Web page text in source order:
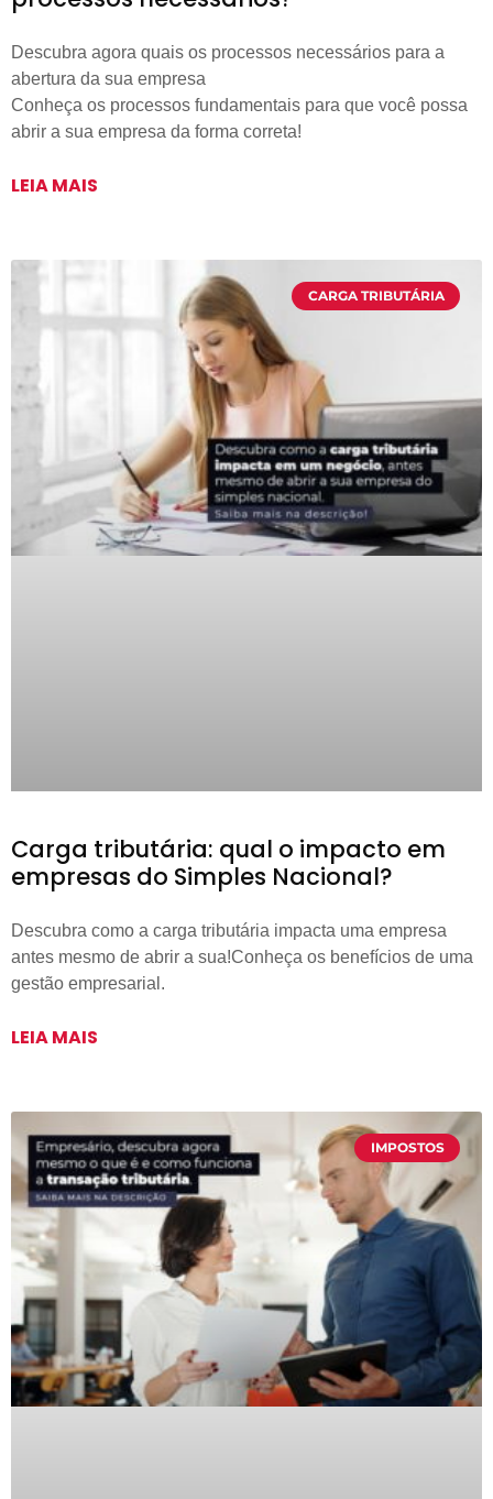
Descubra agora quais os processos necessários para a
abertura da sua empresa
Conheça os processos fundamentais para que você possa
abrir a sua empresa da forma correta!
LEIA MAIS
CARGA TRIBUTÁRIA
Carga tributária: qual o impacto em
empresas do Simples Nacional?
Descubra como a carga tributária impacta uma empresa
antes mesmo de abrir a sua!Conheça os benefícios de uma
gestão empresarial.
LEIA MAIS
IMPOSTOS